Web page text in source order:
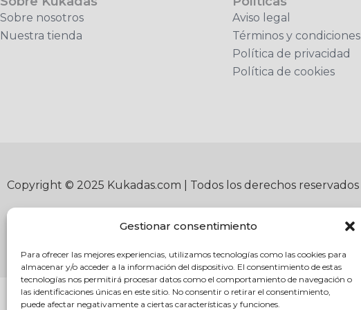
Gestionar consentimiento
Para ofrecer las mejores experiencias, utilizamos tecnologías como las cookies para
almacenar y/o acceder a la información del dispositivo. El consentimiento de estas
tecnologías nos permitirá procesar datos como el comportamiento de navegación o
las identificaciones únicas en este sitio. No consentir o retirar el consentimiento,
puede afectar negativamente a ciertas características y funciones.
Sobre nosotros
Nuestra tienda
Aviso legal
Términos y condiciones
Política de privacidad
Política de cookies
Copyright © 2025 Kukadas.com | Todos los derechos reservados